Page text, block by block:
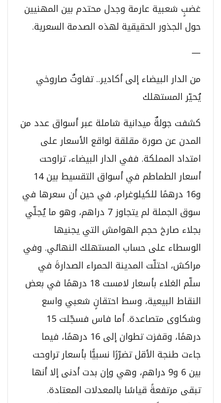
غضبٍ شعبية عارمة وجدل محتدم بين المهنيين
حول الجذور الحقيقية لهذه الصدمة السعرية.
—
من الدار البيضاء إلى أكادير.. تفاوتٌ صاروخي
يُحيّر المستهلك
كشفت جولةٌ ميدانية شاملة عبر أسواق عدد من
المدن عن صورة مقلقة لواقع الأسعار على
امتداد المملكة. ففي الدار البيضاء، تراوحت
أسعار الطماطم في أسواق التقسيط بين 14
و16 درهمًا للكيلوغرام، في حين أن سعرها في
سوق الجملة لم يتجاوز 7 دراهم، وهو ما يُجلّي
بجلاء صارخ حجم الهوامش التي يجنيها
الوسطاء على حساب المستهلك النهائي. وفي
مراكش، احتلّت المدينة الحمراء الصدارةَ في
سلّم الغلاء بأسعار لامست 18 درهمًا في بعض
النقاط البيعية، وسط احتقانٍ شعبي واسع
وشكاوى متصاعدة. أما فاس فسجّلت 15
درهمًا، وقفزت تطوان إلى 16 درهمًا، فيما
جاءت طنجة الأقل تضرّرًا نسبيًّا بأسعار تراوحت
بين 6 و9 دراهم، وهي وإن بدت أدنى إلا أنها
تبقى مرتفعةً قياسًا بالمعدلات المعتادة.